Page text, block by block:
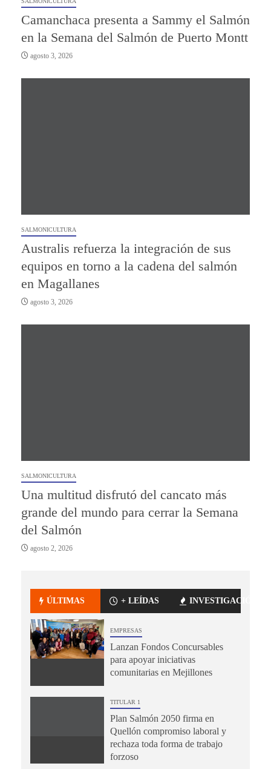
Camanchaca presenta a Sammy el Salmón
en la Semana del Salmón de Puerto Montt
agosto 3, 2026
SALMONICULTURA
Australis refuerza la integración de sus
equipos en torno a la cadena del salmón
en Magallanes
agosto 3, 2026
SALMONICULTURA
Una multitud disfrutó del cancato más
grande del mundo para cerrar la Semana
del Salmón
agosto 2, 2026
ÚLTIMAS + LEÍDAS INVESTIGACIÓN
EMPRESAS
Lanzan Fondos Concursables
para apoyar iniciativas
comunitarias en Mejillones
TITULAR 1
Plan Salmón 2050 firma en
Quellón compromiso laboral y
rechaza toda forma de trabajo
forzoso